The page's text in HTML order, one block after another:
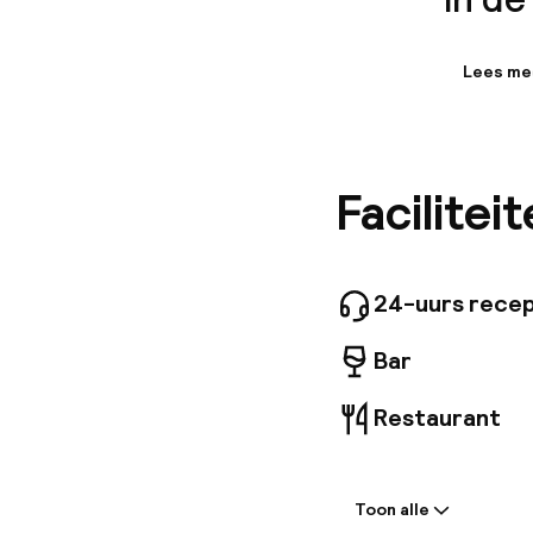
Lees
24-uurs
Bar
Restaurant
Toon alle